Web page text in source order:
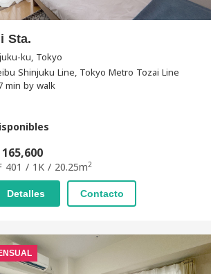
Sta.
ku, Tokyo
Shinjuku Line, Tokyo Metro Tozai Line
min by walk
165,600
401 / 1K / 20.25m2
Detalles Contacto